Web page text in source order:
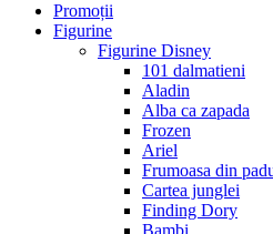
Promoții
Figurine
Figurine Disney
101 dalmatieni
Aladin
Alba ca zapada
Frozen
Ariel
Frumoasa din
Cartea junglei
Finding Dory
Bambi